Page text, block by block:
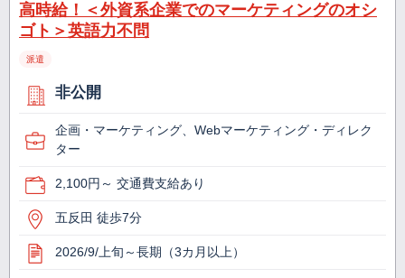
高時給！＜外資系企業でのマーケティングのオシ
ゴト＞英語力不問
派遣
非公開
企画・マーケティング、Webマーケティング・ディレク
ター
2,100円～ 交通費支給あり
五反田 徒歩7分
2026/9/上旬～長期（3カ月以上）